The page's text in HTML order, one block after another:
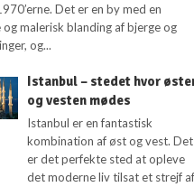
Det er en by med en
og malerisk blanding af bjerge og
og...
Istanbul – stedet hvor
og vesten mødes
Istanbul er en fantastisk
kombination af øst og vest. Det
er det perfekte sted at opleve
det moderne liv tilsat et strejf af